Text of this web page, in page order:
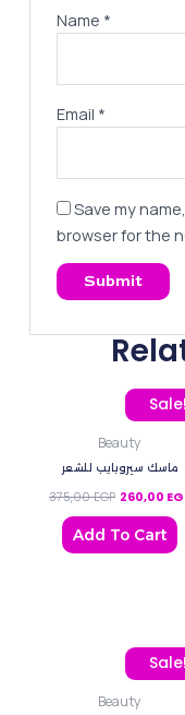
Name *
Email *
Save my
browser for the
Sale!
Beauty
ماسك سيروبايب للشعر
375,00EGP
Original
260,00
Add To Cart
Sale!
Beauty
Original